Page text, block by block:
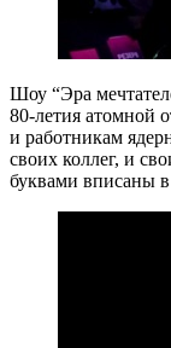
Шоу “Эра
80-летия атомной
и работникам
своих коллег, и
буквами вписаны